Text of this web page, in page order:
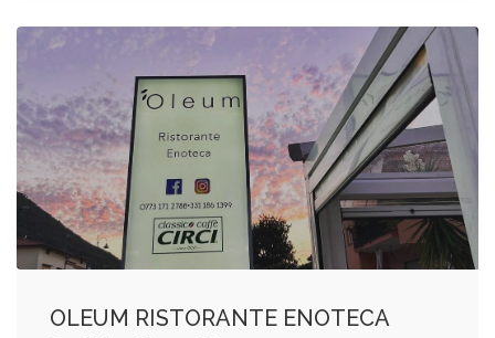
OLEUM RISTORANTE ENOTECA